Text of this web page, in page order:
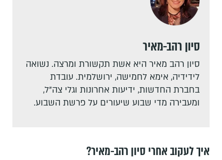
סיון רהב-מאיר
סיון רהב מאיר היא אשת תקשורת ומרצה. נשואה
לידידיה, אימא לחמישה, ירושלמית. עובדת
בחברת החדשות, ידיעות אחרונות וגלי צה"ל,
ומעבירה מדי שבוע שיעורים על פרשת השבוע.
איך לעקוב אחרי סיון רהב-מאיר?